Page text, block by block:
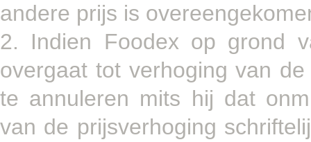
andere prijs is
2. Indien Foodex op grond
overgaat tot verhoging van
te annuleren mits hij dat
van de prijsverhoging